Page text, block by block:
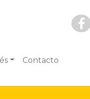
Contacto